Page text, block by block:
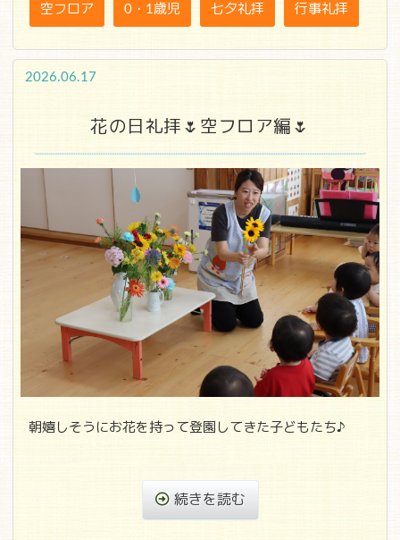
空フロア 0・1歳児 七夕礼拝 行事礼拝
2026.06.17
花の日礼拝🌷空フロア編🌷
朝嬉しそうにお花を持って登園してきた子どもたち♪
続きを読む